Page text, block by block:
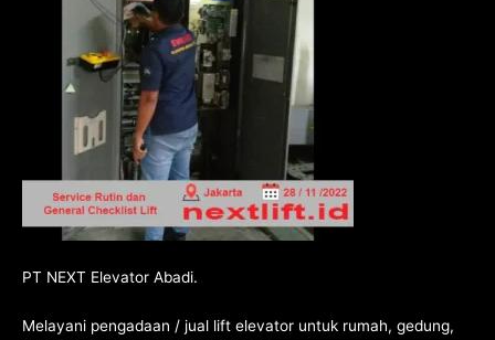
PT NEXT Elevator Abadi.
Melayani pengadaan / jual lift elevator untuk rumah, gedung,